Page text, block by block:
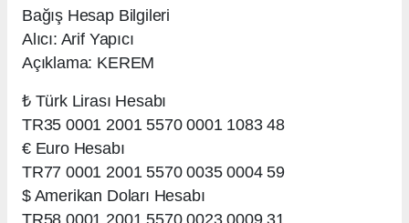
Bağış Hesap Bilgileri
Alıcı: Arif Yapıcı
Açıklama: KEREM
₺ Türk Lirası Hesabı
TR35 0001 2001 5570 0001 1083 48
€ Euro Hesabı
TR77 0001 2001 5570 0035 0004 59
$ Amerikan Doları Hesabı